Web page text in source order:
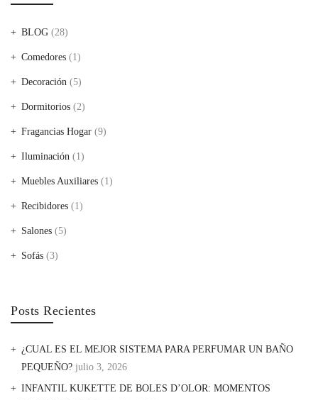
BLOG (28)
Comedores (1)
Decoración (5)
Dormitorios (2)
Fragancias Hogar (9)
Iluminación (1)
Muebles Auxiliares (1)
Recibidores (1)
Salones (5)
Sofás (3)
Posts Recientes
¿CUAL ES EL MEJOR SISTEMA PARA PERFUMAR UN BAÑO
PEQUEÑO? julio 3, 2026
INFANTIL KUKETTE DE BOLES D’OLOR: MOMENTOS